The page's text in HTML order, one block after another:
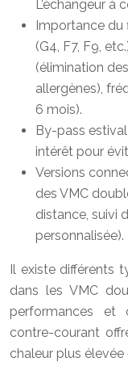
L’échangeur
Importance du
(G4, F7, F9,
(élimination
allergènes),
6 mois).
By-pass
intérêt pour
Versions
des VMC
distance, suivi
personnalisée).
Il existe différents
dans les VMC
performances et
contre-courant
chaleur plus élevée